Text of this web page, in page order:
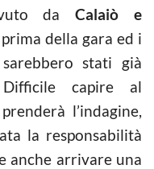
daCalaiò e
prima della gara ed i
stati già
capire al
l’indagine,
la responsabilità
anche arrivare una